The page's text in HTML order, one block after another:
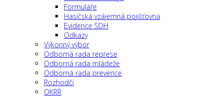
Formuláře
Hasičská vzájemná pojišťovna
Evidence SDH
Odkazy
Výkonný výbor
Odborná rada represe
Odborná rada mládeže
Odborná rada prevence
Rozhodčí
OKRR